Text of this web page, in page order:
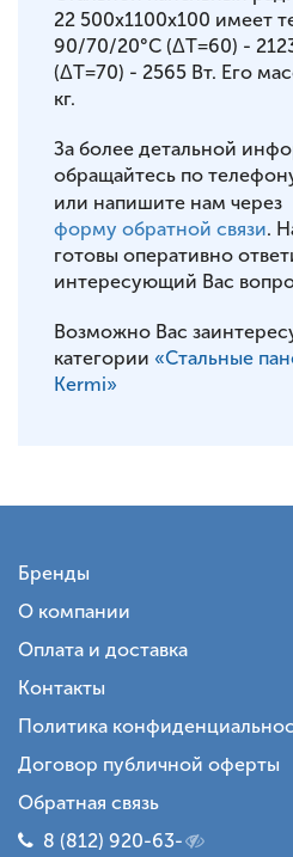
22 500x1100x100 имеет
90/70/20°С (ΔT=60) -
(ΔT=70) - 2565 Вт. Его
кг.
За более детальной
обращайтесь по
или напишите нам через
форму обратной связи.
готовы оперативно
интересующий Вас
Возможно Вас
категории «Стальные
Kermi»
Бренды
О компании
Оплата и доставка
Контакты
Политика
Договор публичной оферты
Обратная связь
8 (812) 920-63-